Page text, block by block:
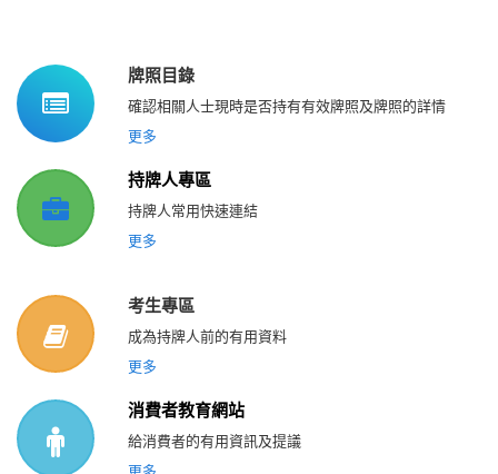
牌照目錄
確認相關人士現時是否持有有效牌照及牌照的詳情
更多
持牌人專區
持牌人常用快速連結
更多
考生專區
成為持牌人前的有用資料
更多
消費者教育網站
給消費者的有用資訊及提議